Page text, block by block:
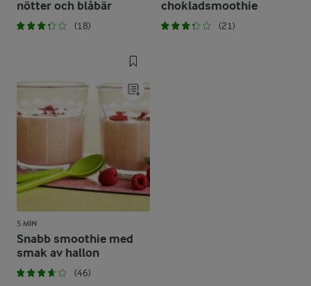
nötter och blåbär
(18)
chokladsmoothie
(21)
5 MIN
Snabb smoothie med
smak av hallon
(46)